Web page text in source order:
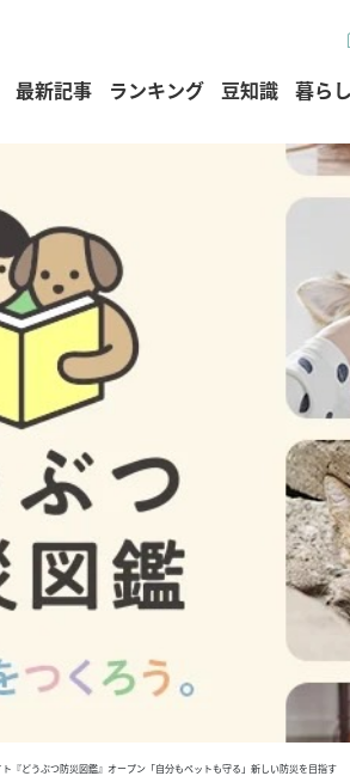
最新記事 ランキング 豆知識 暮らし
『どうぶつ防災図鑑』オープン「自分もペットも守る」新しい防災を目指す